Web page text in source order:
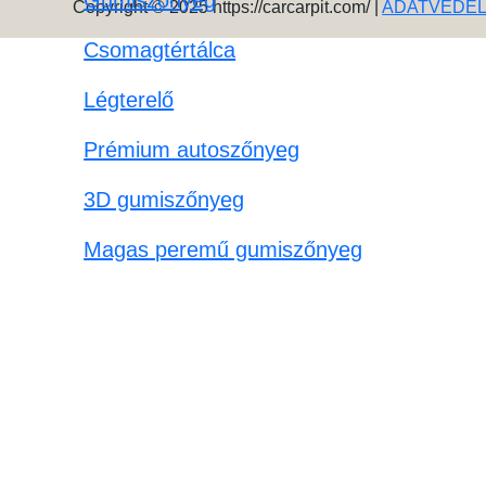
Csomagtértálca
Légterelő
Prémium autoszőnyeg
3D gumiszőnyeg
Magas peremű gumiszőnyeg
Copyright © 2025 https://carcarpit.com/ |